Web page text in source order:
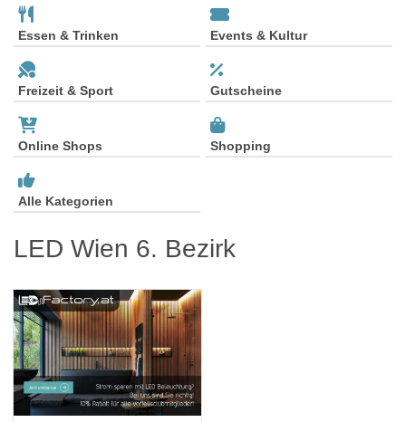
Essen & Trinken Events & Kultur
Freizeit & Sport Gutscheine
Online Shops Shopping
Alle Kategorien
LED Wien 6. Bezirk